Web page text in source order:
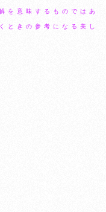
を意味するものではあ
ときの参考になる美し